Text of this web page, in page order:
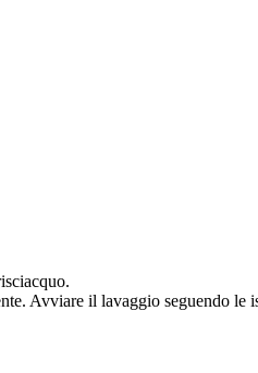
Avviare il lavaggio seguendo